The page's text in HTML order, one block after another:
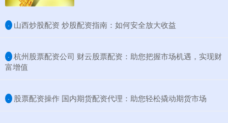
· ​山西炒股配资 炒股配资指南：如何安全放大收益
· ​杭州股票配资公司 财云股票配资：助您把握市场机遇，实现财
富增值
· ​股票配资操作 国内期货配资代理：助您轻松撬动期货市场